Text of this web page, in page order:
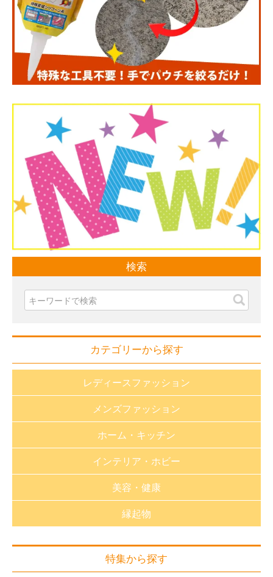
検索
カテゴリーから探す
レディースファッション
おしゃれnaクローバーメンズファッション
ホーム・キッチン
インテリア・ホビー
美容・健康
健康器具
縁起物
アクセサリー
特集から探す